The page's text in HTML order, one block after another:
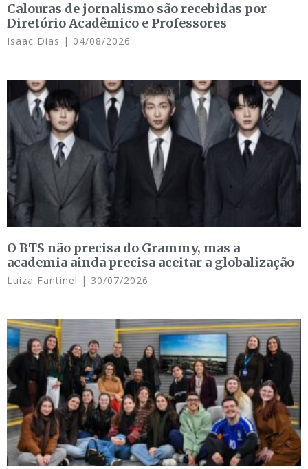
Calouras de jornalismo são recebidas por
Diretório Acadêmico e Professores
Isaac Dias 04/08/2026
O BTS não precisa do Grammy, mas a
academia ainda precisa aceitar a globalização
Luiza Fantinel 30/07/2026